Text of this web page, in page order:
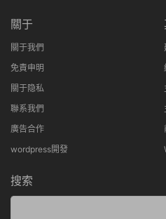
關于
關于我們
免責申明
關于隐私
聯系我們
廣告合作
wordpress開發
搜索